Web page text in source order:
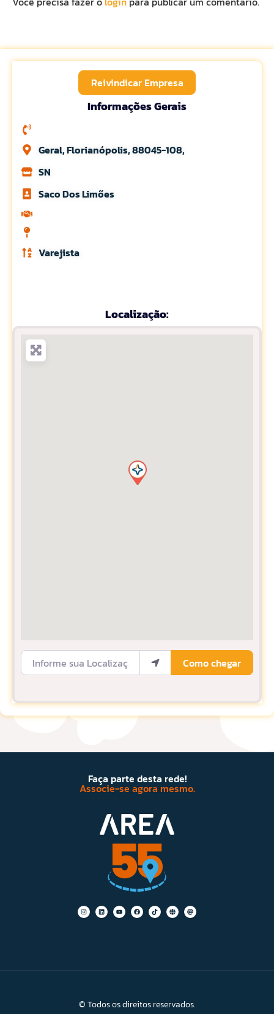
Reivindicar Empresa
Informações Gerais
Geral, Florianópolis, 88045-108,
SN
Saco Dos Limőes
Varejista
Localização:
Informe sua Localização
Como chegar
Faça parte desta rede!
Associe-se agora mesmo.
© Todos os direitos reservados.